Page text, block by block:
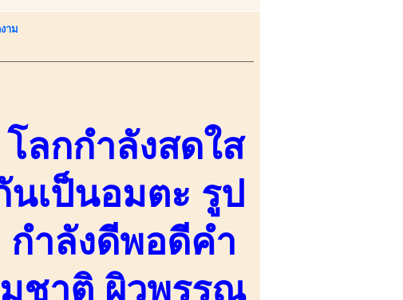
าม
ลกกำลังสดใส
นเป็นอมตะ รูป
กำลังดีพอดีคำ
ชาติ ผิวพรรณ